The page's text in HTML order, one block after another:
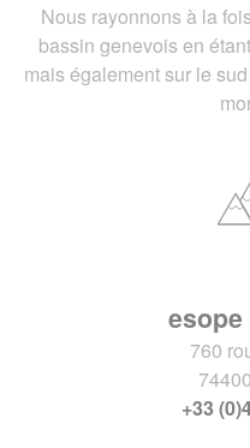
Nous rayonnons à la
bassin genevois en
mais également sur le
760
+33